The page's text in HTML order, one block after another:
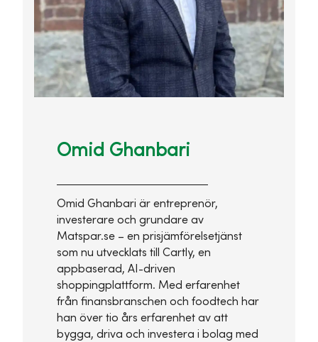
Omid Ghanbari
Omid Ghanbari är entreprenör,
investerare och grundare av
Matspar.se – en prisjämförelsetjänst
som nu utvecklats till Cartly, en
appbaserad, AI-driven
shoppingplattform. Med erfarenhet
från finansbranschen och foodtech har
han över tio års erfarenhet av att
bygga, driva och investera i bolag med